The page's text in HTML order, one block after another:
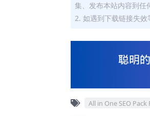
集、发布本站内容到任
2. 如遇到下载链接失效
All in One SEO Pack